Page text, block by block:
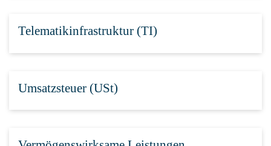
Telematikinfrastruktur (TI)
Umsatzsteuer (USt)